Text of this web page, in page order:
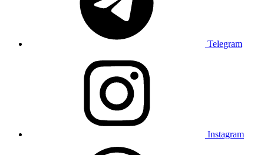
Telegram
Instagram